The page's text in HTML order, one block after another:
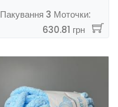
Пакування 3 Моточки:
630.81 грн